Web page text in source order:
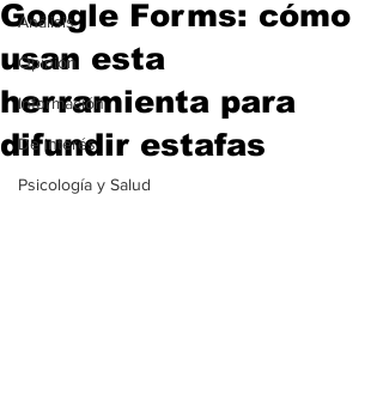
Análisis
Opinión
Información
De interés
Psicología y Salud
Google Forms: cómo
usan esta
herramienta para
difundir estafas